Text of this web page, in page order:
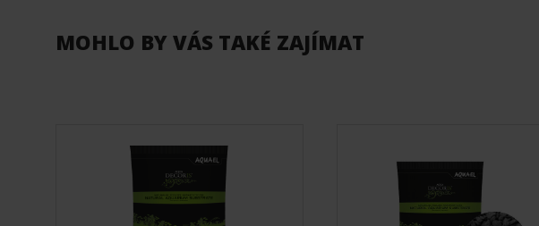
MOHLO BY VÁS TAKÉ ZAJÍMAT